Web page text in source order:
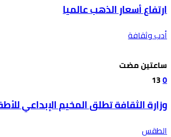
ارتفاع أسعار الذهب عالميا
أدب وثقافة
‫‫‫‏‫ساعتين مضت‬
0
13
وزارة الثقافة تطلق المخيم الإبداعي
الطقس